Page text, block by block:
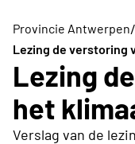
Provincie Antwerpen/
Lezing de verstoring
Lezing
het
Verslag van de